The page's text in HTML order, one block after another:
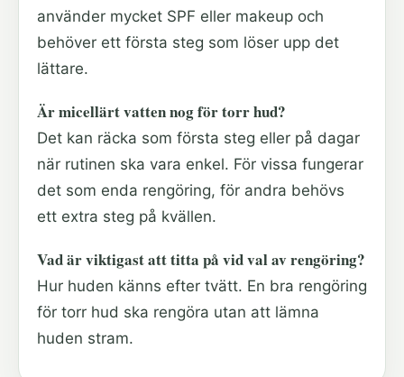
använder mycket SPF eller makeup och
behöver ett första steg som löser upp det
lättare.
Är micellärt vatten nog för torr hud?
Det kan räcka som första steg eller på dagar
när rutinen ska vara enkel. För vissa fungerar
det som enda rengöring, för andra behövs
ett extra steg på kvällen.
Vad är viktigast att titta på vid val av rengöring?
Hur huden känns efter tvätt. En bra rengöring
för torr hud ska rengöra utan att lämna
huden stram.